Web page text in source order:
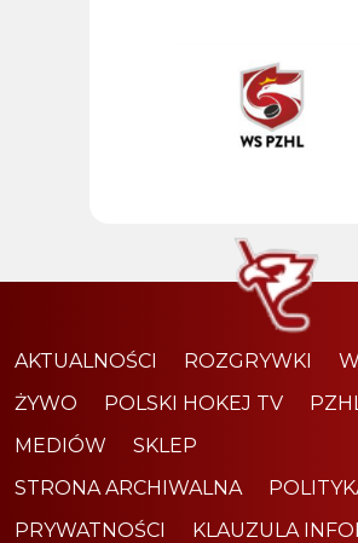
AKTUALNOŚCI ROZGRYWKI
ŻYWO
POLSKI HOKEJ TV
MEDIÓW
SKLEP
STRONA ARCHIWALNA
PRYWATNOŚCI
KLAUZULA